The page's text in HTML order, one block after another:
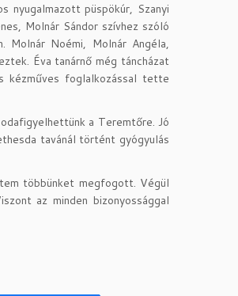
nyugalmazott püspökúr, Szanyi
Molnár Sándor szívhez szóló
Noémi, Molnár Angéla,
Éva tanárnő még táncházat
kézműves foglalkozással tette
a Teremtőre. Jó
tavánál történt gyógyulás
többünket megfogott. Végül
az minden bizonyossággal